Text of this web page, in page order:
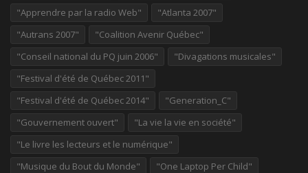
"Apprendre par la radio Web"
"Atlanta 2007"
"Autrans 2007"
"Coalition Avenir Québec"
"Conseil national du PQ juin 2006"
"Divagations musicales"
"Festival d'été de Québec 2011"
"Festival d'été de Québec 2014"
"Generation_C"
"Gouvernement ouvert"
"La vie la vie en société"
"Le livre les lecteurs et le numérique"
"Musique du Bout du Monde"
"One Laptop Per Child"